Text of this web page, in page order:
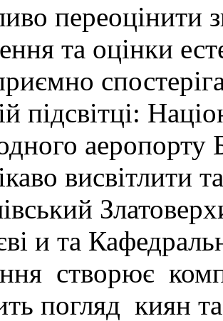
переоцінити
та оцінки
підсвітці:
аеропорту
висвітлити
и та
створює
погляд киян та